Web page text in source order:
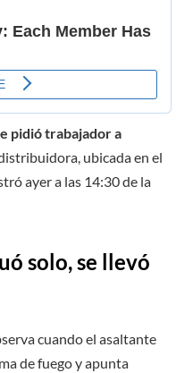
pidió trabajador a
ubicada en el
ayer a las 14:30 de la
solo, se llevó
cuando el asaltante
de fuego y apunta